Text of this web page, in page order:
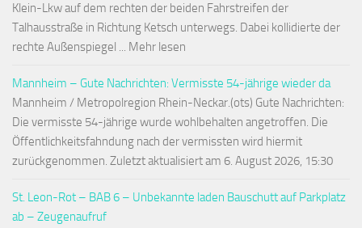
Klein-Lkw auf dem rechten der beiden Fahrstreifen der
Talhausstraße in Richtung Ketsch unterwegs. Dabei kollidierte der
rechte Außenspiegel ... Mehr lesen
Mannheim – Gute Nachrichten: Vermisste 54-jährige wieder da
Mannheim / Metropolregion Rhein-Neckar.(ots) Gute Nachrichten:
Die vermisste 54-jährige wurde wohlbehalten angetroffen. Die
Öffentlichkeitsfahndung nach der vermissten wird hiermit
zurückgenommen. Zuletzt aktualisiert am 6. August 2026, 15:30
St. Leon-Rot – BAB 6 – Unbekannte laden Bauschutt auf Parkplatz
ab – Zeugenaufruf